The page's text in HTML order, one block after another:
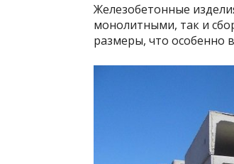
Железобетонные
монолитными, так и
размеры, что особенно